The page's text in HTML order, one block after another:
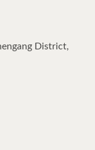
District,